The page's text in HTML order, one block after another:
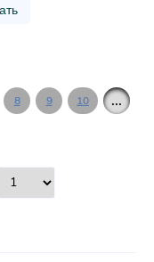
8 9 10 ...